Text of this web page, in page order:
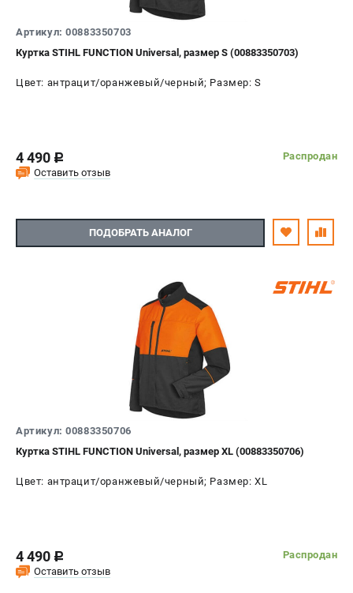
Артикул: 00883350703
Куртка STIHL FUNCTION Universal, размер S (00883350703)
Цвет: антрацит/оранжевый/черный; Размер: S
4 490 c
Распродан
Оставить отзыв
ПОДОБРАТЬ АНАЛОГ
Артикул: 00883350706
Куртка STIHL FUNCTION Universal, размер XL (00883350706)
Цвет: антрацит/оранжевый/черный; Размер: XL
4 490 c
Распродан
Оставить отзыв